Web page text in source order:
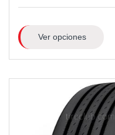
Ver opciones